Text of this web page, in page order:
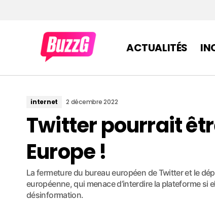
ACTUALITÉS
internet 2 décembre 2022
Twitter pourrait
Europe !
La fermeture du bureau européen de Twitter et le
européenne, qui menace d’interdire la plateforme si
désinformation.